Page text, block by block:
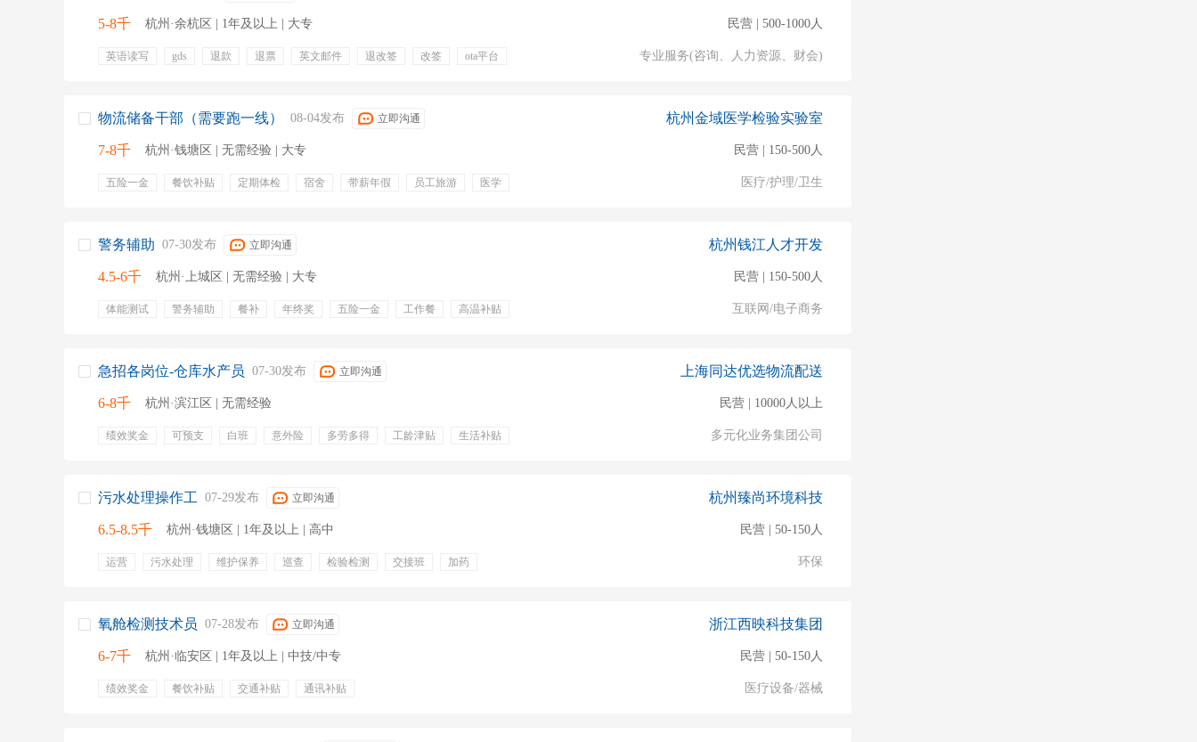
5-8千 杭州·余杭区 | 1年及以上 | 大专
英语读写 gds 退款 退票 英文邮件 退改签 改签
ota平台
民营 | 500-1000人
专业服务(咨询、人力资源、财会)
物流储备干部（需要跑一线） 08-04发布 立即沟通
7-8千 杭州·钱塘区 | 无需经验 | 大专
五险一金 餐饮补贴 定期体检 宿舍 带薪年假 员工旅游
医学
杭州金域医学检验实验室
民营 | 150-500人
医疗/护理/卫生
警务辅助 07-30发布 立即沟通
4.5-6千 杭州·上城区 | 无需经验 | 大专
体能测试 警务辅助 餐补 年终奖 五险一金 工作餐
高温补贴
杭州钱江人才开发
民营 | 150-500人
互联网/电子商务
急招各岗位-仓库水产员 07-30发布 立即沟通
6-8千 杭州·滨江区 | 无需经验
绩效奖金 可预支 白班 意外险 多劳多得 工龄津贴
生活补贴
上海同达优选物流配送
民营 | 10000人以上
多元化业务集团公司
污水处理操作工 07-29发布 立即沟通
6.5-8.5千 杭州·钱塘区 | 1年及以上 | 高中
运营 污水处理 维护保养 巡查 检验检测 交接班
加药
杭州臻尚环境科技
民营 | 50-150人
环保
氧舱检测技术员 07-28发布 立即沟通
6-7千 杭州·临安区 | 1年及以上 | 中技/中专
绩效奖金 餐饮补贴 交通补贴 通讯补贴
浙江西映科技集团
民营 | 50-150人
医疗设备/器械